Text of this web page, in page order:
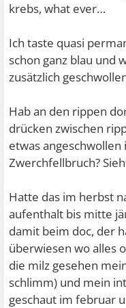
krebs, what ever…
Ich taste quasi
schon ganz blau und
zusätzlich
Hab an den rippen
drücken zwischen
etwas angeschwollen
Zwerchfellbruch?
Hatte das im herbst
aufenthalt bis mitte
damit beim doc, der
überwiesen wo alles
die milz gesehen
schlimm) und mein
geschaut im februar